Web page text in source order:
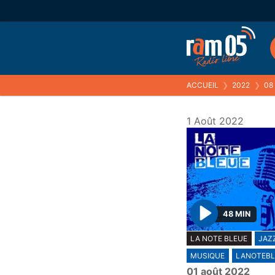
ACCUEIL ❯ 2022 ❯ 08
1 Août 2022
P
l
a
y
48 MIN
LA NOTE BLEUE
MUSIQUE
01 août 2022